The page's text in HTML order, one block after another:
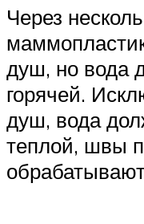
Через
душ, но вода
горячей.
душ, вода
теплой, швы